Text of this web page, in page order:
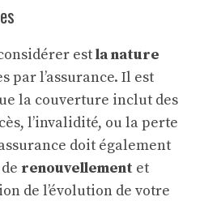
estla nature
par l’assurance. Il est
la couverture inclut des
l’invalidité, ou la perte
doit également
renouvellement et
de l’évolution de votre